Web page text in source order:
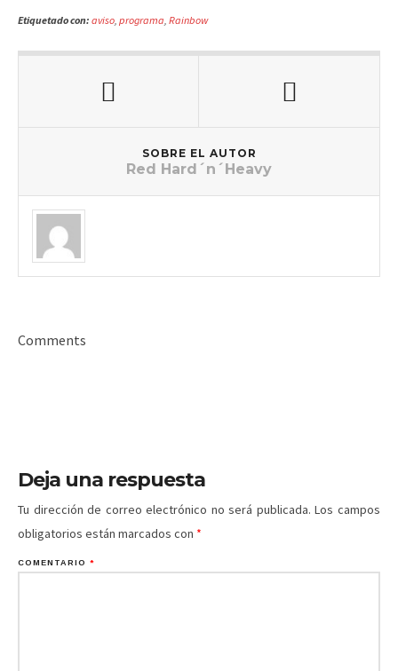
Etiquetado con: aviso, programa, Rainbow
SOBRE EL AUTOR
Red Hard´n´Heavy
Comments
Deja una respuesta
Tu dirección de correo electrónico no será publicada. Los campos
obligatorios están marcados con *
COMENTARIO *